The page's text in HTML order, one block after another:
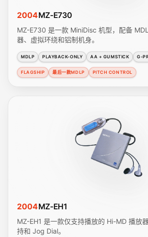
2004MZ-E730
MZ-E730 是一款 MiniDisc 机型，配备
器、虚拟环绕和铝制机身。
MDLP PLAYBACK-ONLY AA + GUMSTICK G-
FLAGSHIP 最后一款MDLP PITCH CONTROL
2004MZ-EH1
MZ-EH1 是一款仅支持播放的 Hi-MD 播放
持和 Jog Dial。